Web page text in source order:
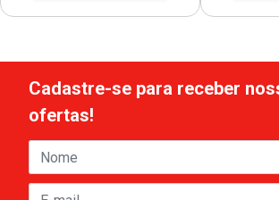
Cadastre-se para receber
ofertas!